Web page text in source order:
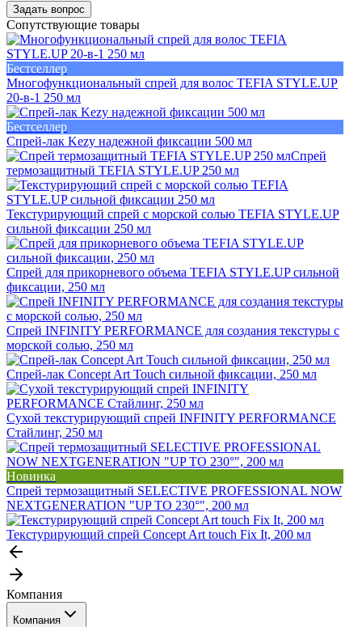
Задать вопрос
Сопутствующие товары
Бестселлер
Многофункциональный спрей для волос TEFIA STYLE.UP
20-в-1 250 мл
Бестселлер
Спрей-лак Kezy надежной фиксации 500 мл
Спрей
термозащитный TEFIA STYLE.UP 250 мл
Текстурирующий спрей с морской солью TEFIA STYLE.UP
сильной фиксации 250 мл
Спрей для прикорневого объема TEFIA STYLE.UP сильной
фиксации, 250 мл
Спрей INFINITY PERFORMANCE для создания текстуры с
морской солью, 250 мл
Спрей-лак Concept Art Touch сильной фиксации, 250 мл
Сухой текстурирующий спрей INFINITY PERFORMANCE
Стайлинг, 250 мл
Новинка
Спрей термозащитный SELECTIVE PROFESSIONAL NOW
NEXTGENERATION "UP TO 230°", 200 мл
Текстурирующий спрей Concept Art touch Fix It, 200 мл
Компания
Компания